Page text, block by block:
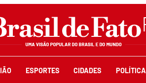
ESPORTES CIDADES POLÍTICA